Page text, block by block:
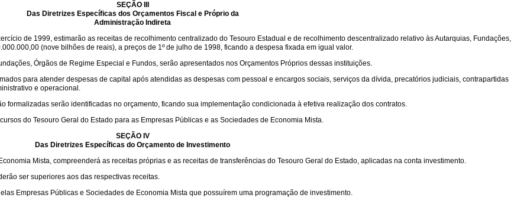
SEÇÃO III
Das Diretrizes Específicas dos Orçamentos Fiscal e Próprio da
Administração Indireta
de 1999, estimarão as receitas de recolhimento centralizado do Tesouro Estadual e de recolhimento descentralizado relativo às Autarquias, Fundações,
(nove bilhões de reais), a preços de 1º de julho de 1998, ficando a despesa fixada em igual valor.
Órgãos de Regime Especial e Fundos, serão apresentados nos Orçamentos Próprios dessas instituições.
para atender despesas de capital após atendidas as despesas com pessoal e encargos sociais, serviços da dívida, precatórios judiciais, contrapartidas
e operacional.
formalizadas serão identificadas no orçamento, ficando sua implementação condicionada à efetiva realização dos contratos.
do Tesouro Geral do Estado para as Empresas Públicas e as Sociedades de Economia Mista.
SEÇÃO IV
Das Diretrizes Específicas do Orçamento de Investimento
Mista, compreenderá as receitas próprias e as receitas de transferências do Tesouro Geral do Estado, aplicadas na conta investimento.
ser superiores aos das respectivas receitas.
Empresas Públicas e Sociedades de Economia Mista que possuírem uma programação de investimento.